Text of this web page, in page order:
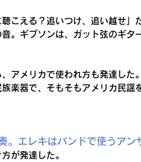
こえる？追いつけ、追い越せ」
。ギブソンは、ガット弦のギタ
アメリカで使われ方も発達した。
楽器で、そもそもアメリカ民謡
。エレキはバンドで使うアン
が発達した。